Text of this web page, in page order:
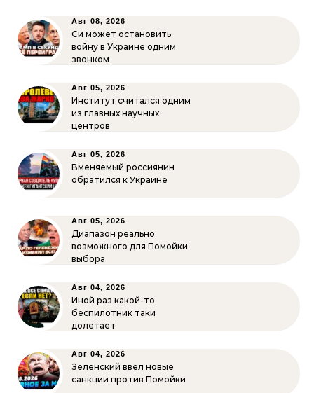
Авг 08, 2026
Си может остановить
войну в Украине одним
звонком
Авг 05, 2026
Институт считался одним
из главных научных
центров
Авг 05, 2026
Вменяемый россиянин
обратился к Украине
Авг 05, 2026
Диапазон реально
возможного для Помойки
выбора
Авг 04, 2026
Иной раз какой-то
беспилотник таки
долетает
Авг 04, 2026
Зеленский ввёл новые
санкции против Помойки